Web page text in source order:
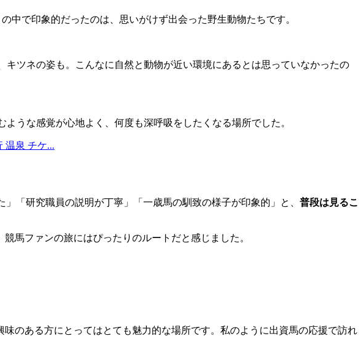
中で印象的だったのは、思いがけず出会った野生動物たちです。
ツネの姿も。こんなに自然と動物が近い環境にあるとは思っていなかったの
うな感覚が心地よく、何度も深呼吸をしたくなる場所でした。
温泉 チケ...
「研究職員の説明が丁寧」「一歳馬の馴致の様子が印象的」と、 普段は見るこ
馬ファンの旅にはぴったりのルートだと感じました。
味のある方にとってはとても魅力的な場所です。私のように出資馬の応援で訪れ